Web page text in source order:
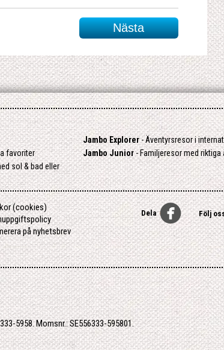
Jambo Explorer- Äventyrsresor i
favoriter Jambo Junior- Familjeresor med riktiga
sol & bad eller
(cookies)
på nyhetsbrev
Följ
Dela
5958. Momsnr.: SE556333-595801.